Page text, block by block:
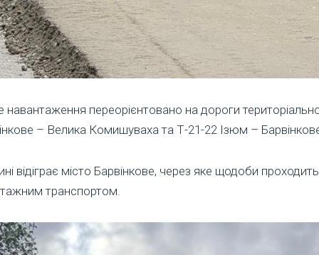
навантаження переорієнтовано на дороги
– Велика Комишуваха та Т-21-22 Ізюм –
відіграє місто Барвінкове, через яке щодоби
транспортом.